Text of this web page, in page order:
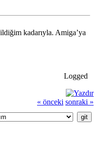
kadarıyla. Amiga’ya
Logged
« önceki sonraki »